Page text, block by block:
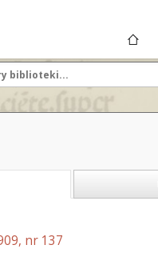
nr 137